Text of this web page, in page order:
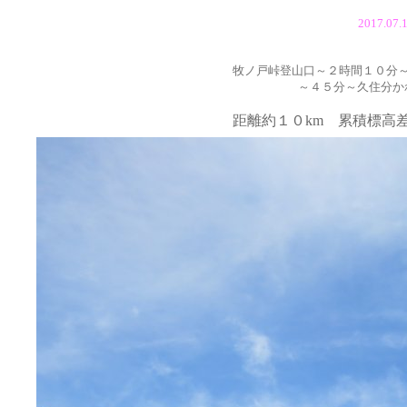
牧ノ戸峠登山口～２時間１０分
～４５分～久住分
距離約１０km 累積標高